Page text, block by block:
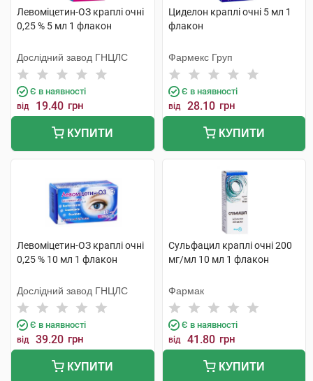
Левоміцетин-ОЗ краплі очні
0,25 % 5 мл 1 флакон
Дослідний завод ГНЦЛС
Є в наявності
від 19.40 грн
КУПИТИ
Циделон краплі очні 5 мл 1
флакон
Фармекс Груп
Є в наявності
від 28.10 грн
КУПИТИ
Левоміцетин-ОЗ краплі очні
0,25 % 10 мл 1 флакон
Дослідний завод ГНЦЛС
Є в наявності
від 39.20 грн
КУПИТИ
Сульфацил краплі очні 200
мг/мл 10 мл 1 флакон
Фармак
Є в наявності
від 41.80 грн
КУПИТИ